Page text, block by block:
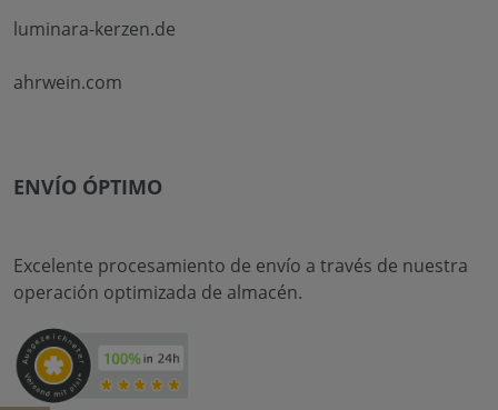
luminara-kerzen.de
ahrwein.com
ENVÍO ÓPTIMO
Excelente procesamiento de envío a través de nuestra
operación optimizada de almacén.